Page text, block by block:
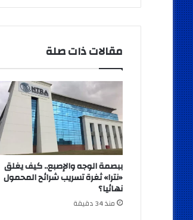
مقالات ذات صلة
ببصمة الوجه والإصبع.. كيف يغلق
«نترا» ثغرة تسريب شرائح المحمول
نهائيا؟
منذ 34 دقيقة